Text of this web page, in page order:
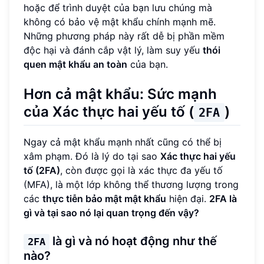
hoặc để trình duyệt của bạn lưu chúng mà
không có bảo vệ mật khẩu chính mạnh mẽ.
Những phương pháp này rất dễ bị phần mềm
độc hại và đánh cắp vật lý, làm suy yếu thói
quen mật khẩu an toàn của bạn.
Hơn cả mật khẩu: Sức mạnh
của Xác thực hai yếu tố ( 2FA )
Ngay cả mật khẩu mạnh nhất cũng có thể bị
xâm phạm. Đó là lý do tại sao Xác thực hai yếu
tố (2FA), còn được gọi là xác thực đa yếu tố
(MFA), là một lớp không thể thương lượng trong
các thực tiễn bảo mật mật khẩu hiện đại. 2FA là
gì và tại sao nó lại quan trọng đến vậy?
2FA
là gì và nó hoạt động như thế
nào?